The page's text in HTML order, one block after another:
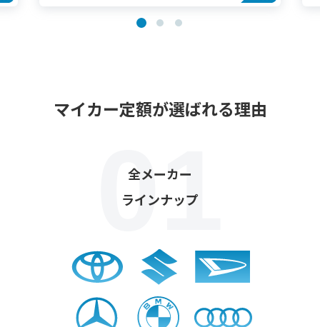
マイカー定額が選ばれる理由
全メーカー
ラインナップ